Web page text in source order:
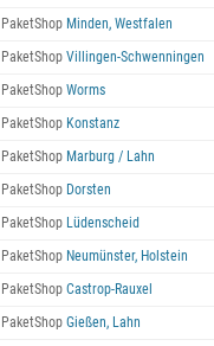
Minden, Westfalen
Villingen-Schwenningen
Worms
Konstanz
Marburg / Lahn
Dorsten
Lüdenscheid
Neumünster, Holstein
Castrop-Rauxel
Gießen, Lahn